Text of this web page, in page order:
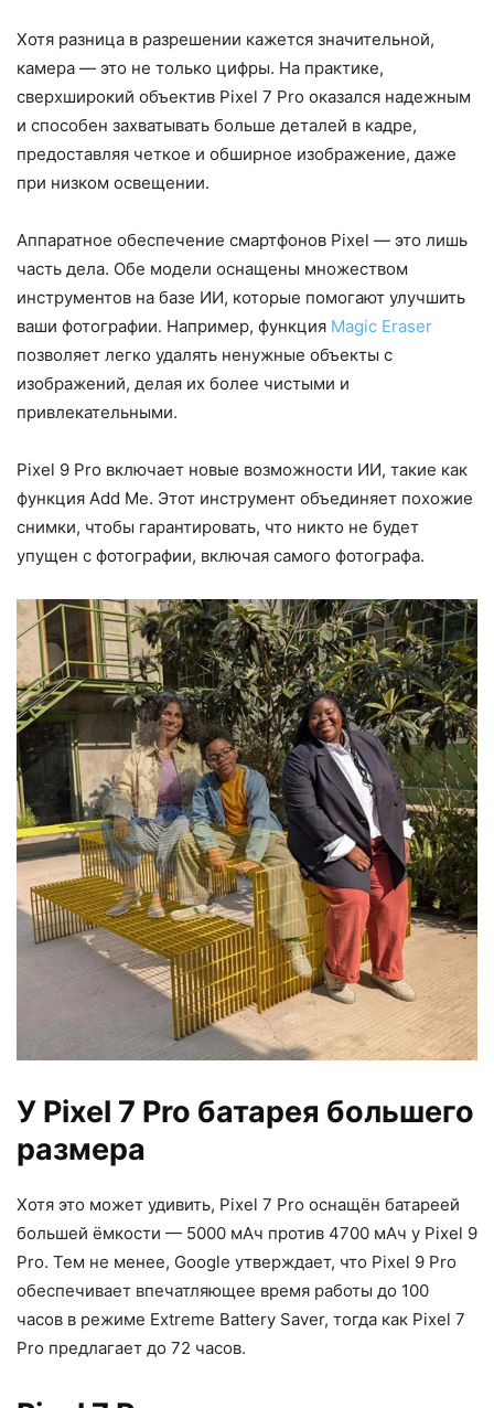
Хотя разница в разрешении кажется значительной,
камера — это не только цифры. На практике,
сверхширокий объектив Pixel 7 Pro оказался надежным
и способен захватывать больше деталей в кадре,
предоставляя четкое и обширное изображение, даже
при низком освещении.
Аппаратное обеспечение смартфонов Pixel — это лишь
часть дела. Обе модели оснащены множеством
инструментов на базе ИИ, которые помогают улучшить
ваши фотографии. Например, функция Magic Eraser
позволяет легко удалять ненужные объекты с
изображений, делая их более чистыми и
привлекательными.
Pixel 9 Pro включает новые возможности ИИ, такие как
функция Add Me. Этот инструмент объединяет похожие
снимки, чтобы гарантировать, что никто не будет
упущен с фотографии, включая самого фотографа.
У Pixel 7 Pro батарея большего
размера
Хотя это может удивить, Pixel 7 Pro оснащён батареей
большей ёмкости — 5000 мАч против 4700 мАч у Pixel 9
Pro. Тем не менее, Google утверждает, что Pixel 9 Pro
обеспечивает впечатляющее время работы до 100
часов в режиме Extreme Battery Saver, тогда как Pixel 7
Pro предлагает до 72 часов.